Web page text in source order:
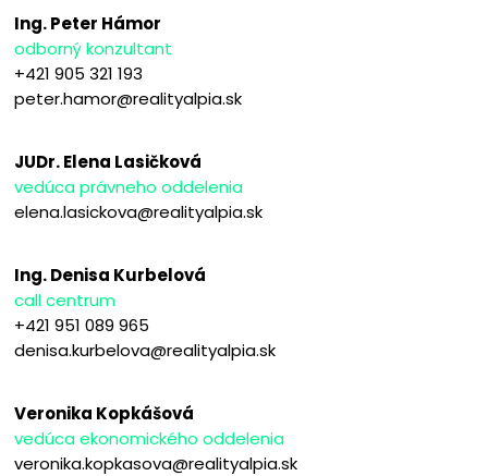
Ing. Peter Hámor
odborný konzultant
+421 905 321 193
peter.hamor@realityalpia.sk
JUDr. Elena Lasičková
vedúca právneho oddelenia
elena.lasickova@realityalpia.sk
Ing. Denisa Kurbelová
call centrum
+421 951 089 965
denisa.kurbelova@realityalpia.sk
Veronika Kopkášová
vedúca ekonomického oddelenia
veronika.kopkasova@realityalpia.sk